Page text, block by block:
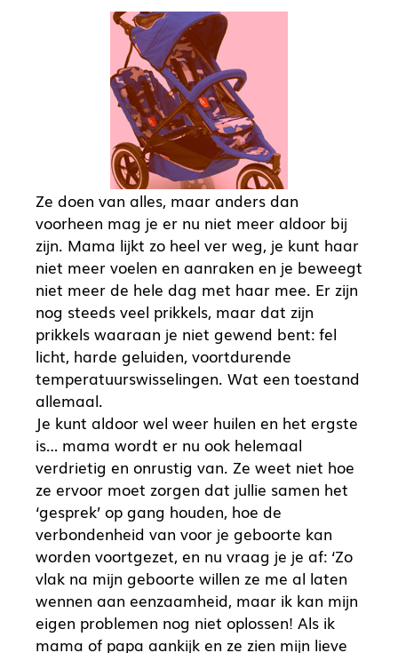
Ze doen van alles, maar anders dan
voorheen mag je er nu niet meer aldoor bij
zijn. Mama lijkt zo heel ver weg, je kunt haar
niet meer voelen en aanraken en je beweegt
niet meer de hele dag met haar mee. Er zijn
nog steeds veel prikkels, maar dat zijn
prikkels waaraan je niet gewend bent: fel
licht, harde geluiden, voortdurende
temperatuurswisselingen. Wat een toestand
allemaal.
Je kunt aldoor wel weer huilen en het ergste
is… mama wordt er nu ook helemaal
verdrietig en onrustig van. Ze weet niet hoe
ze ervoor moet zorgen dat jullie samen het
‘gesprek’ op gang houden, hoe de
verbondenheid van voor je geboorte kan
worden voortgezet, en nu vraag je je af: ‘Zo
vlak na mijn geboorte willen ze me al laten
wennen aan eenzaamheid, maar ik kan mijn
eigen problemen nog niet oplossen! Als ik
mama of papa aankijk en ze zien mijn lieve